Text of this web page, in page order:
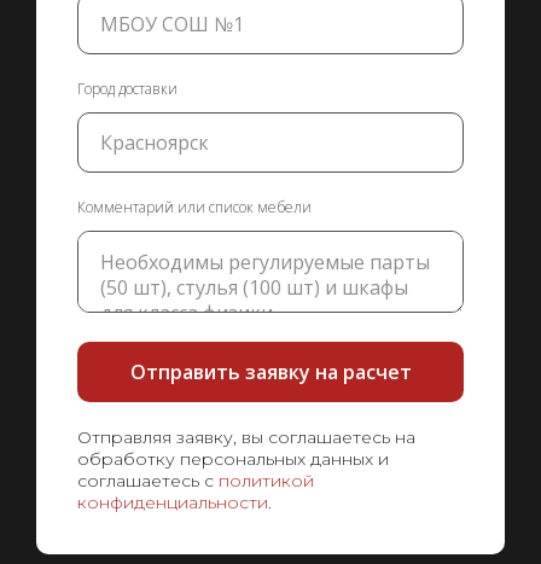
Город доставки
Комментарий или список мебели
Отправить заявку на расчет
Отправляя заявку, вы соглашаетесь на
обработку персональных данных и
соглашаетесь с политикой
конфиденциальности